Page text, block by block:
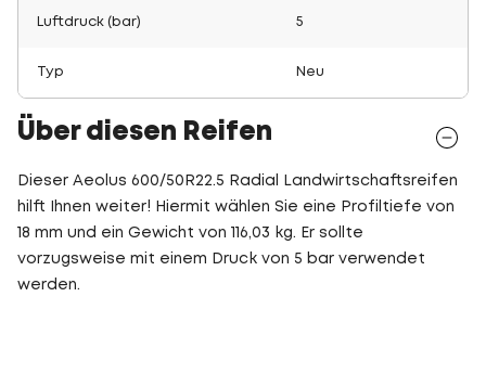
Luftdruck (bar) 5
Typ Neu
Über diesen Reifen
Dieser Aeolus 600/50R22.5 Radial Landwirtschaftsreifen
hilft Ihnen weiter! Hiermit wählen Sie eine Profiltiefe von
18 mm und ein Gewicht von 116,03 kg. Er sollte
vorzugsweise mit einem Druck von 5 bar verwendet
werden.